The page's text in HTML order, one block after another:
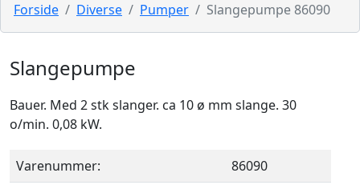
Forside Diverse Pumper Slangepumpe 86090
Slangepumpe
Bauer. Med 2 stk slanger. ca 10 ø mm slange. 30
o/min. 0,08 kW.
Varenummer:
86090